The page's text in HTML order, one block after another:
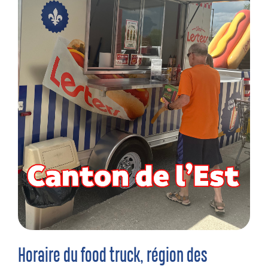
Horaire du food truck, région des